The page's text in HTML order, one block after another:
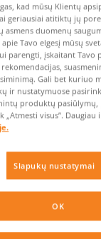
gausi pranešimą
US
kad mūsų Klientų
geriausiai atitiktų jų
asmens duomenų
Tavo elgesį mūsų
parengti, įskaitant Tavo
Gali bet kuriuo
ir nustatymuose
produktų
„Atmesti visus”.
Slapukų nustatymai
OK